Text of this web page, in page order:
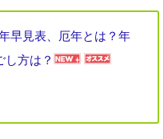
早見表、厄年とは？年
し方は？